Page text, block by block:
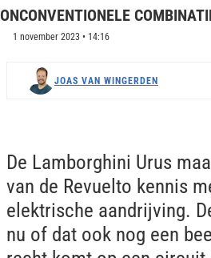
ONCONVENTIONELE
1 november 2023 • 14:16
JOAS VAN WINGERDEN
De Lamborghini Urus
van de Revuelto kennis
elektrische aandrijving.
nu of dat ook nog een